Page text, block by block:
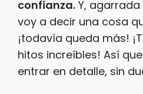
confianza. Y,
voy a decir una cosa
¡todavía queda más!
hitos increíbles! Así
entrar en detalle, sin